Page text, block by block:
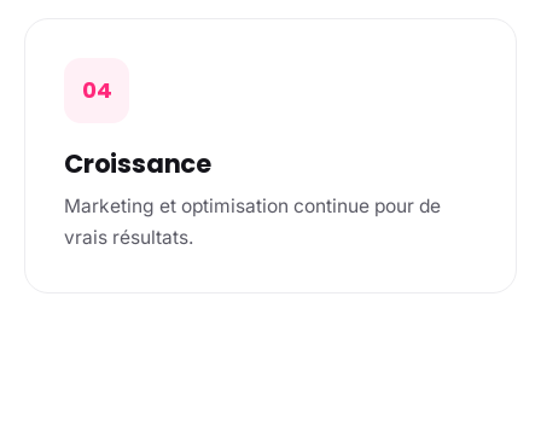
04
Croissance
Marketing et optimisation continue pour de
vrais résultats.